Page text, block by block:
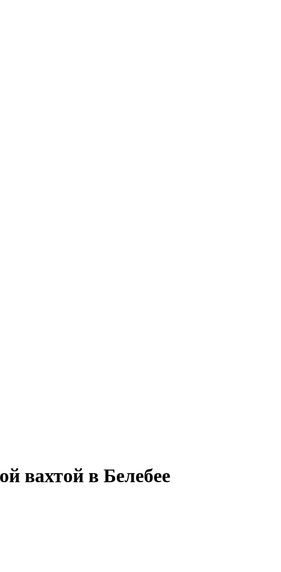
вахтой в Белебее